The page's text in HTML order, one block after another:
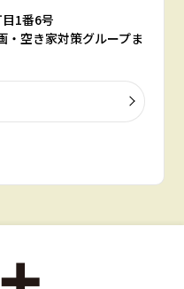
1番6号
・空き家対策グループま